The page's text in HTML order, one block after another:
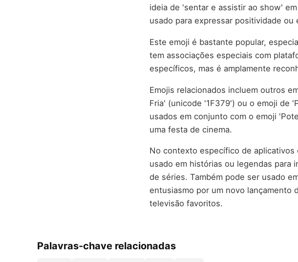
ideia de 'sentar e assistir ao show'
usado para expressar positividade
Este emoji é bastante popular,
tem associações especiais com
específicos, mas é amplamente
Emojis relacionados incluem outros
Fria' (unicode '1F379') ou o emoji de
usados em conjunto com o emoji
uma festa de cinema.
No contexto específico de
usado em histórias ou legendas para
de séries. Também pode ser usado
entusiasmo por um novo lançamento
televisão favoritos.
Palavras-chave relacionadas